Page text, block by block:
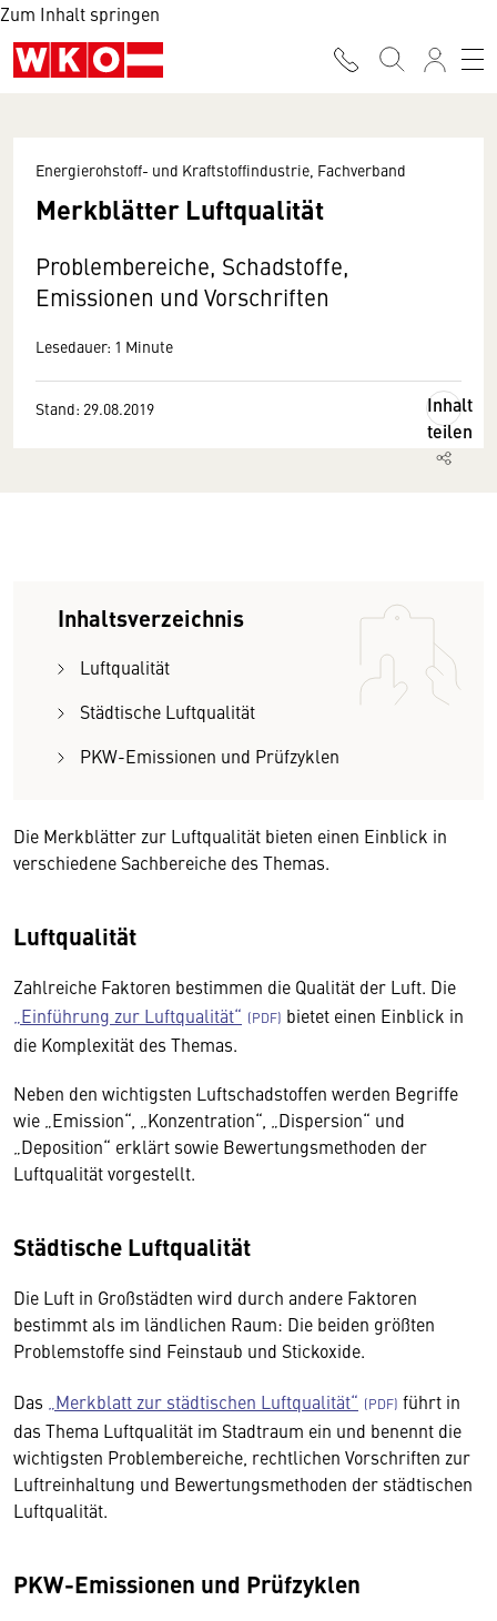
Zum Inhalt springen
Energierohstoff- und Kraftstoffindustrie, Fachverband
Merkblätter Luftqualität
Problembereiche, Schadstoffe,
Emissionen und Vorschriften
Lesedauer: 1 Minute
Stand: 29.08.2019
Inhalt
teilen
Inhaltsverzeichnis
Luftqualität
Städtische Luftqualität
PKW-Emissionen und Prüfzyklen
Die Merkblätter zur Luftqualität bieten einen Einblick in
verschiedene Sachbereiche des Themas.
Luftqualität
Zahlreiche Faktoren bestimmen die Qualität der Luft. Die
„Einführung zur Luftqualität“
bietet einen Einblick in
die Komplexität des Themas.
Neben den wichtigsten Luftschadstoffen werden Begriffe
wie „Emission“, „Konzentration“, „Dispersion“ und
„Deposition“ erklärt sowie Bewertungsmethoden der
Luftqualität vorgestellt.
Städtische Luftqualität
Die Luft in Großstädten wird durch andere Faktoren
bestimmt als im ländlichen Raum: Die beiden größten
Problemstoffe sind Feinstaub und Stickoxide.
Das „Merkblatt zur städtischen Luftqualität“
führt in
das Thema Luftqualität im Stadtraum ein und benennt die
wichtigsten Problembereiche, rechtlichen Vorschriften zur
Luftreinhaltung und Bewertungsmethoden der städtischen
Luftqualität.
PKW-Emissionen und Prüfzyklen